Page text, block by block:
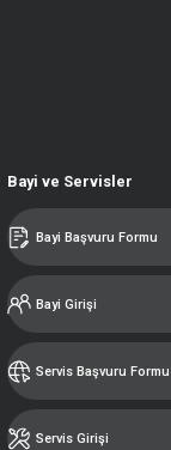
Bayi ve Servisler
Bayi Başvuru Formu
Bayi Girişi
Servis Başvuru Formu
Servis Girişi